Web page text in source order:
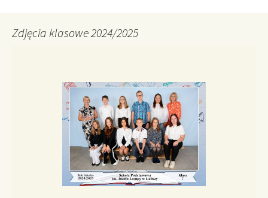
Zdjęcia klasowe 2024/2025